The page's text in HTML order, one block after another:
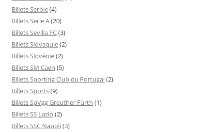
Billets Serbie(4)
Billets Serie A(20)
Billets Sevilla FC(3)
Billets Slovaquie(2)
Billets Slovénie(2)
Billets SM Caen (5)
Billets Sporting Club du Portugal(2)
Billets Sports(9)
Billets SpVgg Greuther Fürth (1)
Billets SS Lazio (2)
Billets SSC Napoli(3)